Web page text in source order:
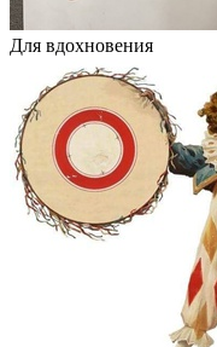
Для вдохновения